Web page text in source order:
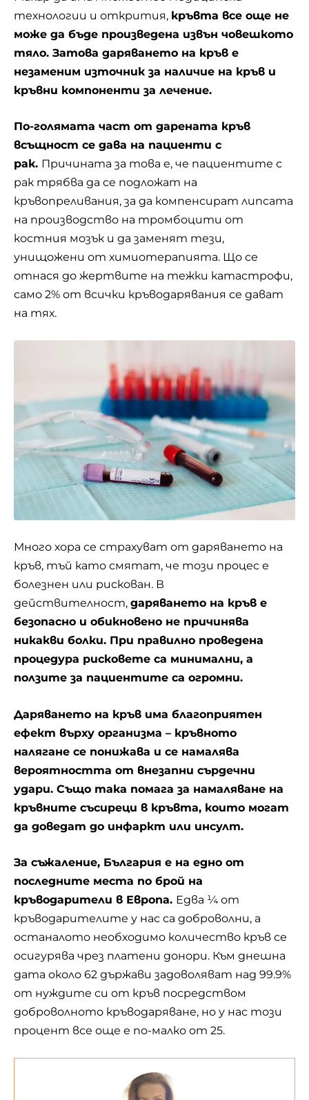
технологии и открития, кръвта все още не
може да бъде произведена извън човешкото
тяло. Затова даряването на кръв е
незаменим източник за наличие на кръв и
кръвни компоненти за лечение.
По-голямата част от дарената кръв
всъщност се дава на пациенти с
рак. Причината за това е, че пациентите с
рак трябва да се подложат на
кръвопреливания, за да компенсират липсата
на производство на тромбоцити от
костния мозък и да заменят тези,
унищожени от химиотерапията. Що се
отнася до жертвите на тежки катастрофи,
само 2% от всички кръводарявания се дават
на тях.
Много хора се страхуват от даряването на
кръв, тъй като смятат, че този процес е
болезнен или рискован. В
действителност, даряването на кръв е
безопасно и обикновено не причинява
никакви болки. При правилно проведена
процедура рисковете са минимални, а
ползите за пациентите са огромни.
Даряването на кръв има благоприятен
ефект върху организма – кръвното
налягане се понижава и се намалява
вероятността от внезапни сърдечни
удари. Също така помага за намаляване на
кръвните съсиреци в кръвта, които могат
да доведат до инфаркт или инсулт.
За съжаление, България е на едно от
последните места по брой на
кръводарители в Европа. Едва ¼ от
кръводарителите у нас са доброволни, а
останалото необходимо количество кръв се
осигурява чрез платени донори. Към днешна
дата около 62 държави задоволяват над 99.9%
от нуждите си от кръв посредством
доброволното кръводаряване, но у нас този
процент все още е по-малко от 25.